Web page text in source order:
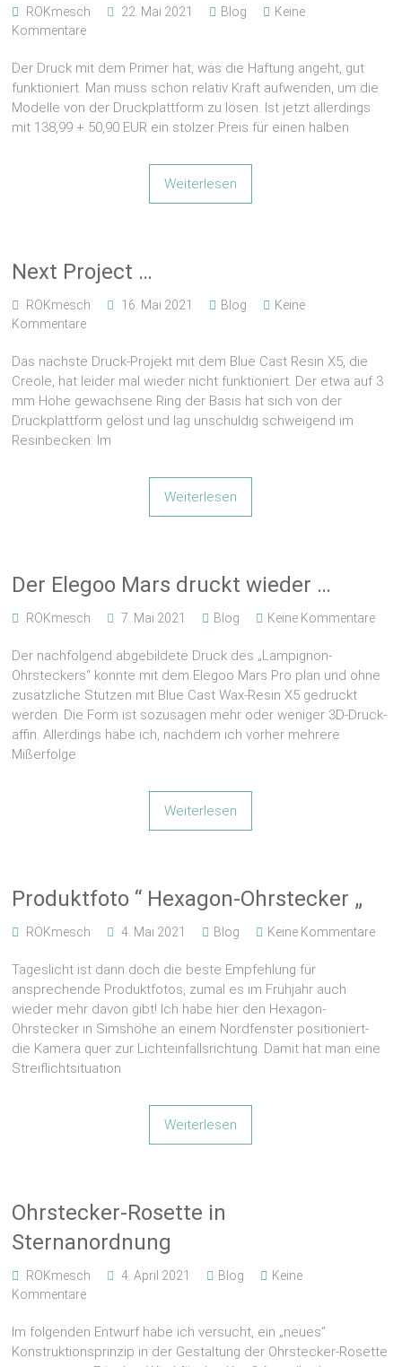
ROKmesch 22. Mai 2021 Blog
Keine
Kommentare
Der Druck mit dem Primer hat, was die Haftung angeht, gut
funktioniert. Man muss schon relativ Kraft aufwenden, um die
Modelle von der Druckplattform zu lösen. Ist jetzt allerdings
mit 138,99 + 50,90 EUR ein stolzer Preis für einen halben
Weiterlesen
Next Project …
ROKmesch 16. Mai 2021 Blog
Keine
Kommentare
Das nächste Druck-Projekt mit dem Blue Cast Resin X5, die
Creole, hat leider mal wieder nicht funktioniert. Der etwa auf 3
mm Höhe gewachsene Ring der Basis hat sich von der
Druckplattform gelöst und lag unschuldig schweigend im
Resinbecken. Im
Weiterlesen
Der Elegoo Mars druckt wieder …
ROKmesch 7. Mai 2021 Blog Keine Kommentare
Der nachfolgend abgebildete Druck des „Lampignon-
Ohrsteckers“ konnte mit dem Elegoo Mars Pro plan und ohne
zusätzliche Stützen mit Blue Cast Wax-Resin X5 gedruckt
werden. Die Form ist sozusagen mehr oder weniger 3D-Druck-
affin. Allerdings habe ich, nachdem ich vorher mehrere
Mißerfolge
Weiterlesen
Produktfoto “ Hexagon-Ohrstecker „
ROKmesch 4. Mai 2021 Blog Keine Kommentare
Tageslicht ist dann doch die beste Empfehlung für
ansprechende Produktfotos, zumal es im Frühjahr auch
wieder mehr davon gibt! Ich habe hier den Hexagon-
Ohrstecker in Simshöhe an einem Nordfenster positioniert-
die Kamera quer zur Lichteinfallsrichtung. Damit hat man eine
Streiflichtsituation
Weiterlesen
Ohrstecker-Rosette in
Sternanordnung
ROKmesch 4. April 2021 Blog
Keine
Kommentare
Im folgenden Entwurf habe ich versucht, ein „neues“
Konstruktionsprinzip in der Gestaltung der Ohrstecker-Rosette